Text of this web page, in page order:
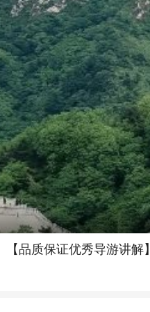
品质保证优秀导游讲解】